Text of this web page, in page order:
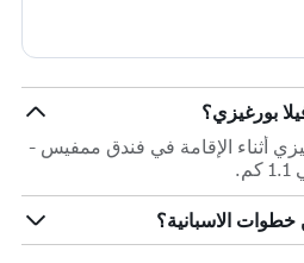
بورغيزي؟
أثناء الإقامة في فندق ممفيس -
الاسبانية؟